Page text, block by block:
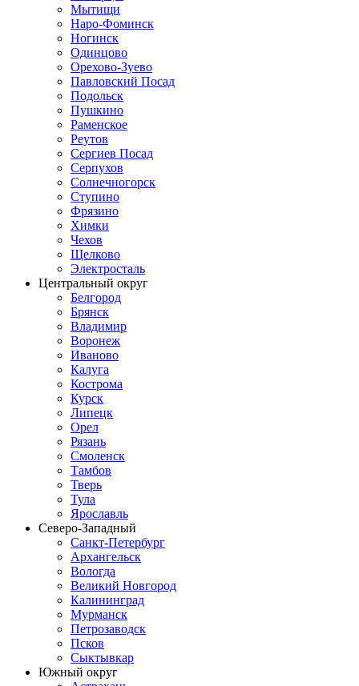
Мытищи
Наро-Фоминск
Ногинск
Одинцово
Орехово-Зуево
Павловский Посад
Подольск
Пушкино
Раменское
Реутов
Сергиев Посад
Серпухов
Солнечногорск
Ступино
Фрязино
Химки
Чехов
Щелково
Электросталь
Центральный округ
Белгород
Брянск
Владимир
Воронеж
Иваново
Калуга
Кострома
Курск
Липецк
Орел
Рязань
Смоленск
Тамбов
Тверь
Тула
Ярославль
Северо-Западный
Санкт-Петербург
Архангельск
Вологда
Великий Новгород
Калининград
Мурманск
Петрозаводск
Псков
Сыктывкар
Южный округ